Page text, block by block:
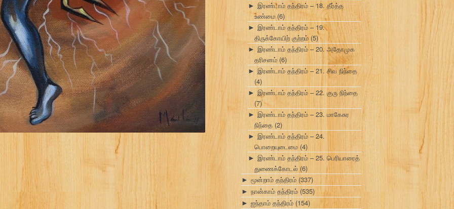
► இரண்டாம் தந்திரம் – 18. தீர்த்த
உண்மை(6)
► இரண்டாம் தந்திரம் – 19.
திருக்கோயிற் குற்றம் (5)
► இரண்டாம் தந்திரம் – 20. அதோமுக
தரிசனம் (6)
► இரண்டாம் தந்திரம் – 21. சிவ நிந்தை
(4)
► இரண்டாம் தந்திரம் – 22. குரு நிந்தை
(7)
► இரண்டாம் தந்திரம் – 23. மாகேசுர
நிந்தை (2)
► இரண்டாம் தந்திரம் – 24.
பொறையுடைமை (4)
► இரண்டாம் தந்திரம் – 25. பெரியாரைத்
துணைக்கோடல் (6)
► மூன்றாம் தந்திரம் (337)
► நான்காம் தந்திரம் (535)
► ஐந்தாம் தந்திரம் (154)